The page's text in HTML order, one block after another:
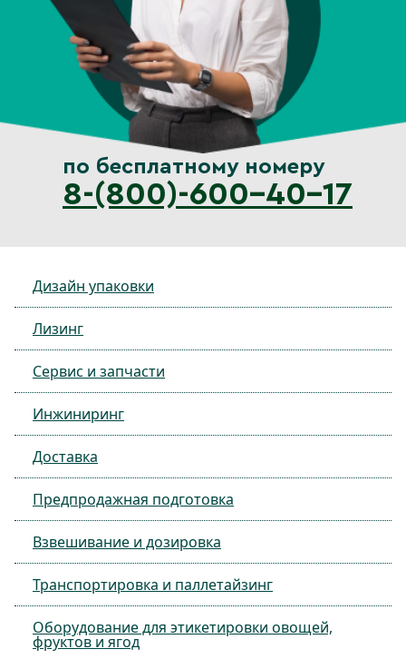
по бесплатному номеру
8-(800)-600-40-17
Дизайн упаковки
Лизинг
Сервис и запчасти
Инжиниринг
Доставка
Предпродажная подготовка
Взвешивание и дозировка
Транспортировка и паллетайзинг
Оборудование для этикетировки овощей,
фруктов и ягод